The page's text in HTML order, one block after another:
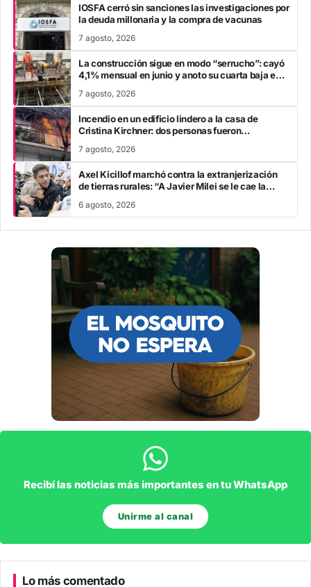
IOSFA cerró sin sanciones las investigaciones por
la deuda millonaria y la compra de vacunas
7 agosto, 2026
La construcción sigue en modo “serrucho”: cayó
4,1% mensual en junio y anoto su cuarta baja en
7 agosto, 2026
Incendio en un edificio lindero a la casa de
Cristina Kirchner: dos personas fueron
7 agosto, 2026
Axel Kicillof marchó contra la extranjerización
de tierras rurales: “A Javier Milei se le cae la
6 agosto, 2026
Recibí las noticias más importantes en tu WhatsApp
Unirme al canal
Lo más comentado